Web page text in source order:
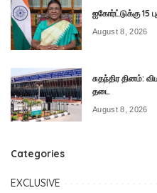
ஐகோர்ட்டுக்கு 15
August 8, 2026
சுதந்திர தினம்:
தடை
August 8, 2026
Categories
EXCLUSIVE